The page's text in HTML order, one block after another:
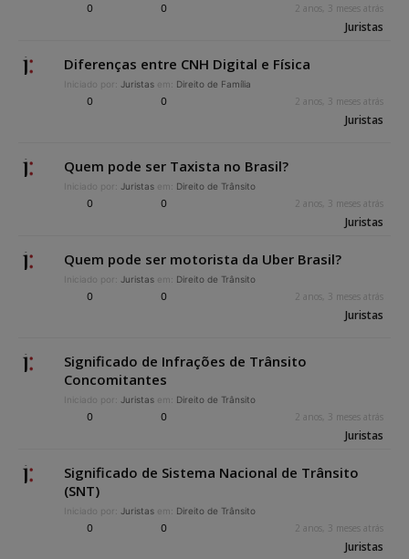
0 0 2 anos, 3 meses atrás
Juristas
Diferenças entre CNH Digital e Física
Iniciado por: Juristas em: Direito de Família
0 0 2 anos, 3 meses atrás
Juristas
Quem pode ser Taxista no Brasil?
Iniciado por: Juristas em: Direito de Trânsito
0 0 2 anos, 3 meses atrás
Juristas
Quem pode ser motorista da Uber Brasil?
Iniciado por: Juristas em: Direito de Trânsito
0 0 2 anos, 3 meses atrás
Juristas
Significado de Infrações de Trânsito
Concomitantes
Iniciado por: Juristas em: Direito de Trânsito
0 0 2 anos, 3 meses atrás
Juristas
Significado de Sistema Nacional de Trânsito
(SNT)
Iniciado por: Juristas em: Direito de Trânsito
0 0 2 anos, 3 meses atrás
Juristas